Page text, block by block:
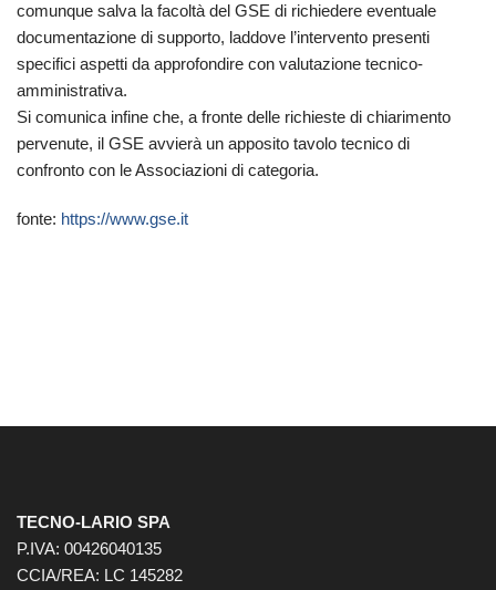
comunque salva la facoltà del GSE di richiedere eventuale
documentazione di supporto, laddove l’intervento presenti
specifici aspetti da approfondire con valutazione tecnico-
amministrativa.
Si comunica infine che, a fronte delle richieste di chiarimento
pervenute, il GSE avvierà un apposito tavolo tecnico di
confronto con le Associazioni di categoria.
fonte: https://www.gse.it
TECNO-LARIO SPA
P.IVA: 00426040135
CCIA/REA: LC 145282